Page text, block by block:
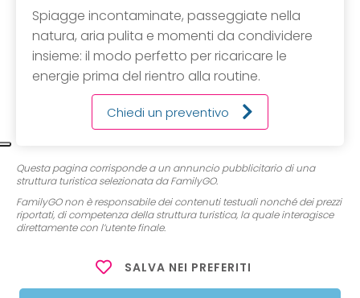
Spiagge incontaminate, passeggiate nella
natura, aria pulita e momenti da condividere
insieme: il modo perfetto per ricaricare le
energie prima del rientro alla routine.
Chiedi un preventivo
Questa pagina corrisponde a un annuncio pubblicitario di una
struttura turistica selezionata da FamilyGO.
FamilyGO non è responsabile dei contenuti testuali nonché dei prezzi
riportati, di competenza della struttura turistica, la quale interagisce
direttamente con l’utente finale.
SALVA NEI PREFERITI